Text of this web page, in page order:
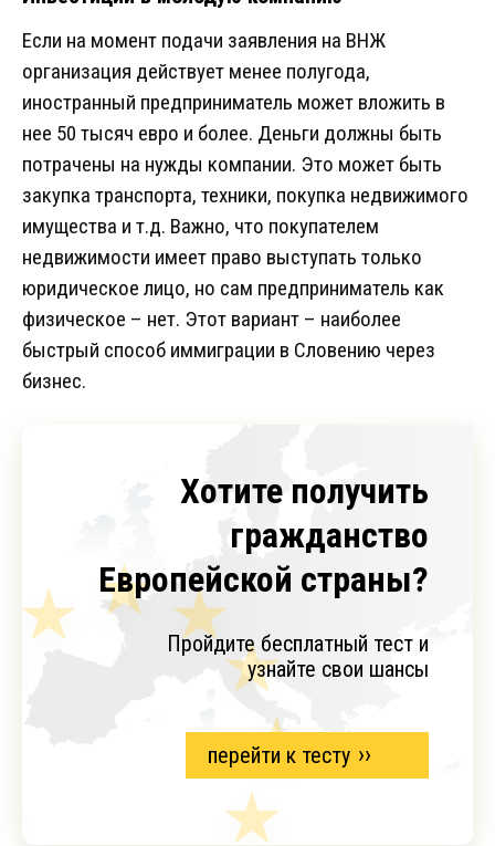
Если на момент подачи заявления на ВНЖ
организация действует менее полугода,
иностранный предприниматель может вложить в
нее 50 тысяч евро и более. Деньги должны быть
потрачены на нужды компании. Это может быть
закупка транспорта, техники, покупка недвижимого
имущества и т.д. Важно, что покупателем
недвижимости имеет право выступать только
юридическое лицо, но сам предприниматель как
физическое – нет. Этот вариант – наиболее
быстрый способ иммиграции в Словению через
бизнес.
Хотите получить
гражданство
Европейской страны?
Пройдите бесплатный тест и
узнайте свои шансы
перейти к тесту